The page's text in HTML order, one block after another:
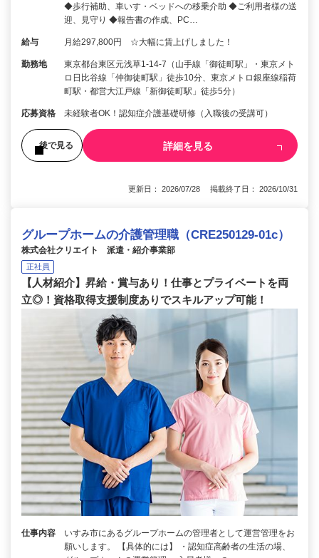
◆歩行補助、車いす・ベッドへの移乗介助 ◆ご利用者様の送
迎、見守り ◆報告書の作成、PC…
給与 月給297,800円 ☆大幅に賃上げしました！
勤務地
東京都台東区元浅草1-14-7（山手線「御徒町駅」・東京メト
ロ日比谷線「仲御徒町駅」徒歩10分、東京メトロ銀座線稲荷
町駅・都営大江戸線「新御徒町駅」徒歩5分）
応募資格 未経験者OK！認知症介護基礎研修（入職後の受講可）
後で見る 詳細を見る
更新日： 2026/07/28 掲載終了日： 2026/10/31
グループホームの介護管理職（CRE250129-01c）
株式会社クリエイト 派遣・紹介事業部
正社員
【人材紹介】昇給・賞与あり！仕事とプライベートを両
立◎！資格取得支援制度ありでスキルアップ可能！
仕事内容
いすみ市にあるグループホームの管理者として運営管理をお
願いします。 【具体的には】 ・認知症高齢者の生活の場、